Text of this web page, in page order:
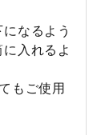
なるよう
入れるよ
もご使用